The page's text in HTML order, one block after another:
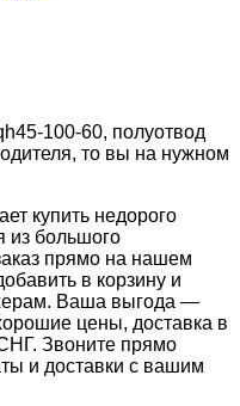
100-60, полуотвод
то вы на нужном
купить недорого
из большого
прямо на нашем
в корзину и
Ваша выгода —
цены, доставка в
Звоните прямо
и доставки с вашим